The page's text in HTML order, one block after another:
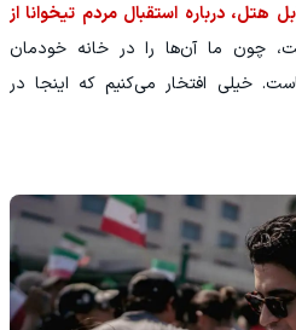
هتل، درباره استقبال مردم تیخوانا از
چون ما آن‌ها را در خانه خودمان
خیلی افتخار می‌کنیم که اینجا در